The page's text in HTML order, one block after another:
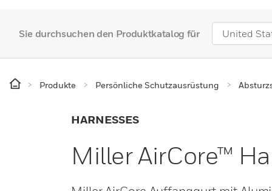
Sie durchsuchen den Produktkatalog für
Produkte Persönliche Schutzausrüstung
HARNESSES
Miller AirCore™